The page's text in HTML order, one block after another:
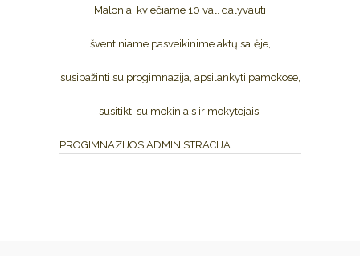
Maloniai kviečiame 10 val. dalyvauti
šventiniame pasveikinime aktų salėje,
susipažinti su progimnazija, apsilankyti pamokose,
susitikti su mokiniais ir mokytojais.
PROGIMNAZIJOS ADMINISTRACIJA